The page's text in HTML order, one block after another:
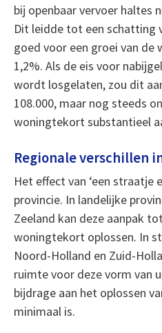
bij openbaar vervoer haltes
Dit leidde tot een schatting
goed voor een groei van
1,2%. Als de eis voor
wordt losgelaten, zou dit
108.000, maar nog steeds
woningtekort substantieel
Regionale verschillen
Het effect van ‘een straatje
provincie. In landelijke
Zeeland kan deze aanpak
woningtekort oplossen. In
Noord-Holland en Zuid-
ruimte voor deze vorm van
bijdrage aan het oplossen
minimaal is.